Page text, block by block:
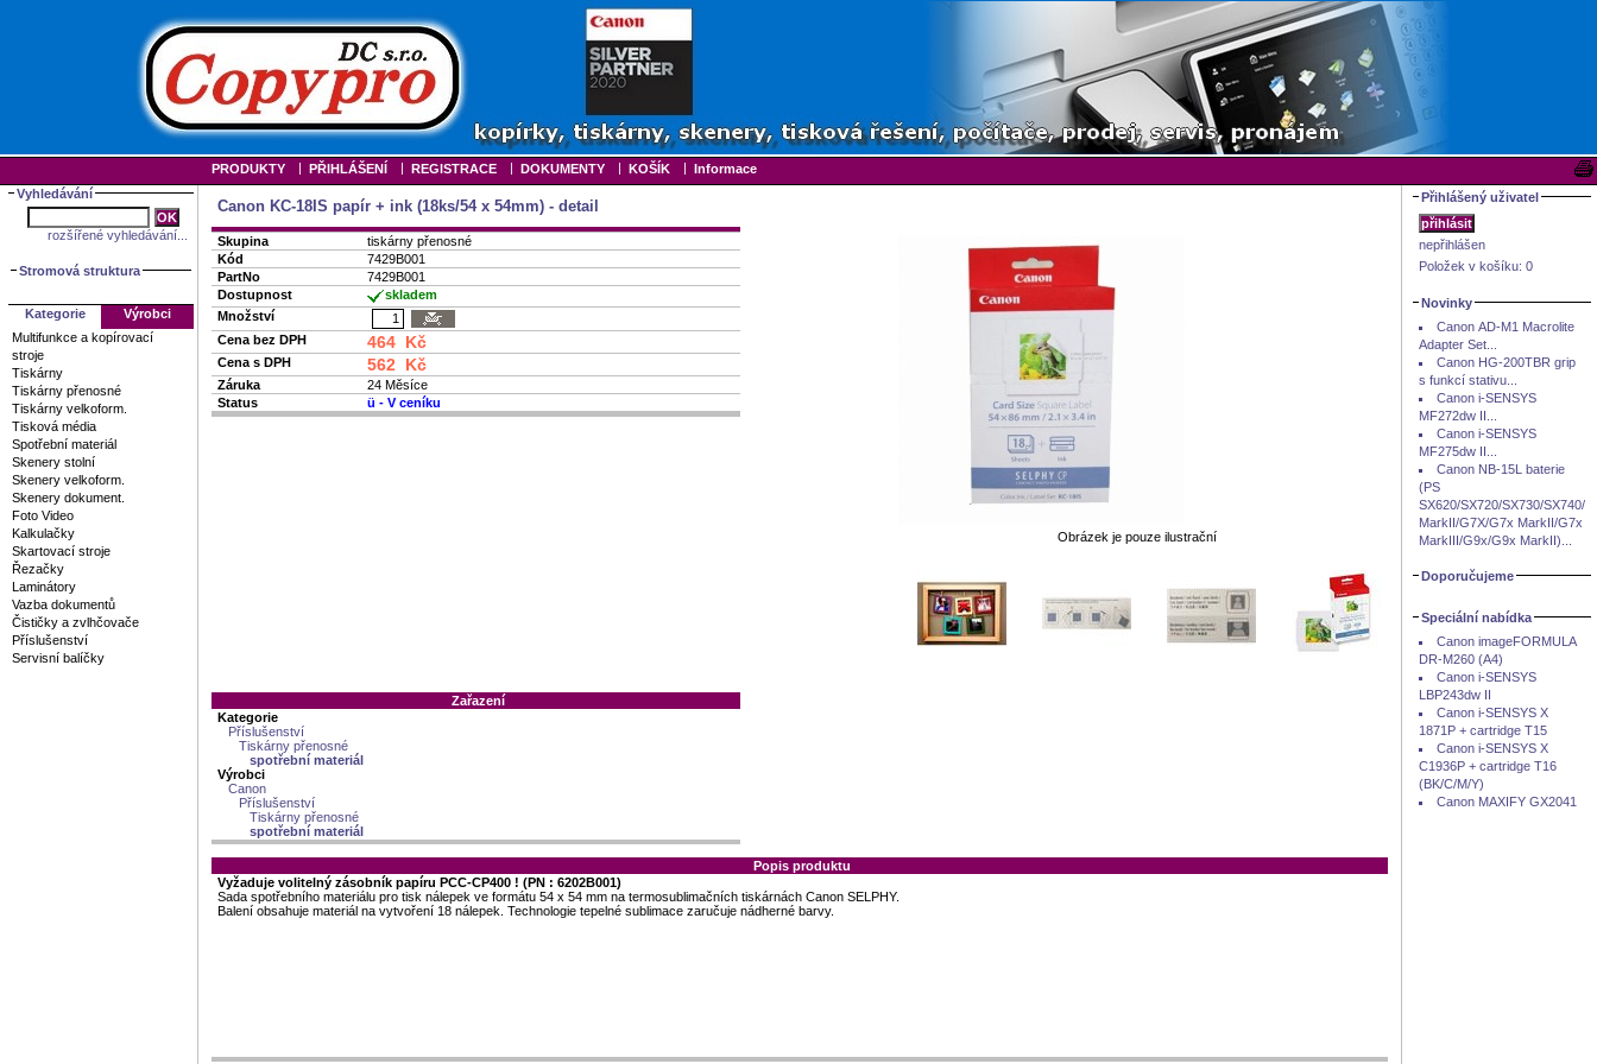
PRODUKTY PŘIHLÁŠENÍ REGISTRACE DOKUMENTY KOŠÍK
Informace
Vyhledávání
rozšířené vyhledávání...
Stromová struktura
Kategorie
Výrobci
Multifunkce a kopírovací
stroje
Tiskárny
Tiskárny přenosné
Tiskárny velkoform.
Tisková média
Spotřební materiál
Skenery stolní
Skenery velkoform.
Skenery dokument.
Foto Video
Kalkulačky
Skartovací stroje
Řezačky
Laminátory
Vazba dokumentů
Čističky a zvlhčovače
Příslušenství
Servisní balíčky
Canon KC-18IS papír + ink (18ks/54 x 54mm) - detail
Skupina
tiskárny přenosné
Kód
7429B001
PartNo
7429B001
Dostupnost
skladem
Množství
Cena bez DPH
464 Kč
Cena s DPH 562 Kč
Záruka
24 Měsíce
Status
ü - V ceníku
Obrázek je pouze ilustrační
Zařazení
Kategorie
Příslušenství
Tiskárny přenosné
spotřební materiál
Výrobci
Canon
Příslušenství
Tiskárny přenosné
spotřební materiál
Popis produktu
Přihlášený uživatel
nepřihlášen
Položek v košíku: 0
Novinky
Canon AD-M1 Macrolite
Adapter Set...
Canon HG-200TBR grip
s funkcí stativu...
Canon i-SENSYS
MF272dw II...
Canon i-SENSYS
MF275dw II...
Canon NB-15L baterie
(PS
SX620/SX720/SX730/SX740/
MarkII/G7X/G7x MarkII/G7x
MarkIII/G9x/G9x MarkII)...
Doporučujeme
Speciální nabídka
Canon imageFORMULA
DR-M260 (A4)
Canon i-SENSYS
LBP243dw II
Canon i-SENSYS X
1871P + cartridge T15
Canon i-SENSYS X
C1936P + cartridge T16
(BK/C/M/Y)
Canon MAXIFY GX2041